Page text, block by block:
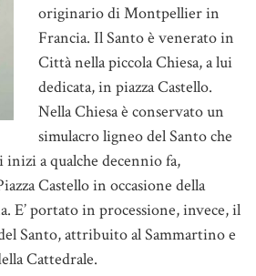
originario di Montpellier in
Francia. Il Santo è venerato in
Città nella piccola Chiesa, a lui
dedicata, in piazza Castello.
Nella Chiesa è conservato un
simulacro ligneo del Santo che
a qualche decennio fa,
Castello in occasione della
E’ portato in processione, invece, il
Santo, attribuito al Sammartino e
Cattedrale.